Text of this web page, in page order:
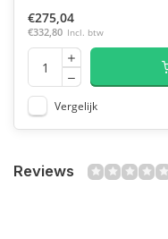
€275,04
€332,80 Incl. btw
Vergelijk
Reviews